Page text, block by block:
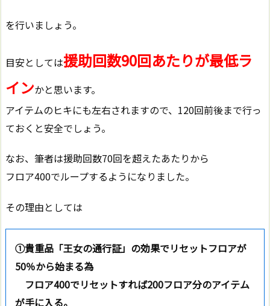
を行いましょう。
目安としては援助回数90回あたりが最低ラ
インかと思います。
アイテムのヒキにも左右されますので、120回前後まで行っ
ておくと安全でしょう。
なお、筆者は援助回数70回を超えたあたりから
フロア400でループするようになりました。
その理由としては
①貴重品「王女の通行証」の効果でリセットフロアが
50％から始まる為
フロア400でリセットすれば200フロア分のアイテム
が手に入る。